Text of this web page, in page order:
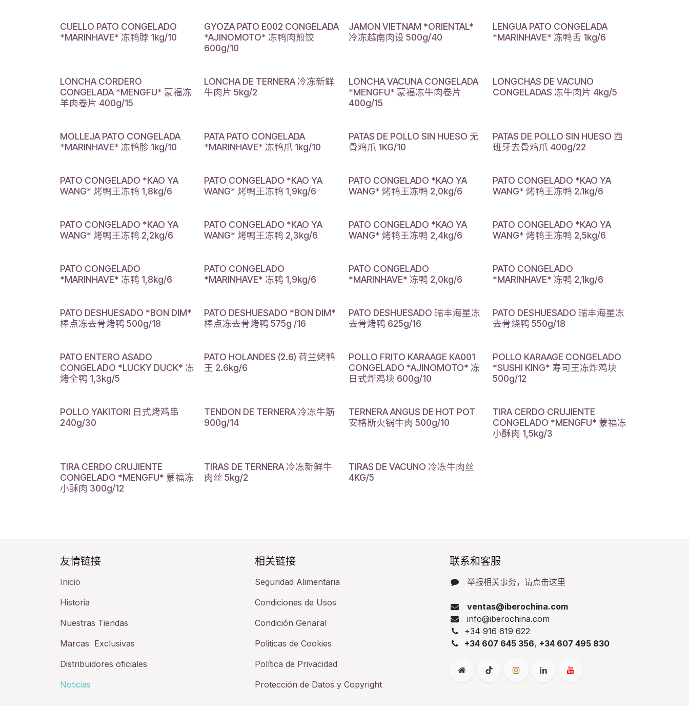
CUELLO PATO CONGELADO
*MARINHAVE* 冻鸭脖 1kg/10
GYOZA PATO E002 CONGELADA
*AJINOMOTO* 冻鸭肉煎饺
600g/10
JAMON VIETNAM *ORIENTAL*
冷冻越南肉设 500g/40
LENGUA PATO CONGELADA
*MARINHAVE* 冻鸭舌 1kg/6
LONCHA CORDERO
CONGELADA *MENGFU* 蒙福冻
羊肉卷片 400g/15
LONCHA DE TERNERA 冷冻新鲜
牛肉片 5kg/2
LONCHA VACUNA CONGELADA
*MENGFU* 蒙福冻牛肉卷片
400g/15
LONGCHAS DE VACUNO
CONGELADAS 冻牛肉片 4kg/5
MOLLEJA PATO CONGELADA
*MARINHAVE* 冻鸭胗 1kg/10
PATA PATO CONGELADA
*MARINHAVE* 冻鸭爪 1kg/10
PATAS DE POLLO SIN HUESO 无
骨鸡爪 1KG/10
PATAS DE POLLO SIN HUESO 西
班牙去骨鸡爪 400g/22
PATO CONGELADO *KAO YA
WANG* 烤鸭王冻鸭 1,8kg/6
PATO CONGELADO *KAO YA
WANG* 烤鸭王冻鸭 1,9kg/6
PATO CONGELADO *KAO YA
WANG* 烤鸭王冻鸭 2,0kg/6
PATO CONGELADO *KAO YA
WANG* 烤鸭王冻鸭 2.1kg/6
PATO CONGELADO *KAO YA
WANG* 烤鸭王冻鸭 2,2kg/6
PATO CONGELADO *KAO YA
WANG* 烤鸭王冻鸭 2,3kg/6
PATO CONGELADO *KAO YA
WANG* 烤鸭王冻鸭 2,4kg/6
PATO CONGELADO *KAO YA
WANG* 烤鸭王冻鸭 2,5kg/6
PATO CONGELADO
*MARINHAVE* 冻鸭 1,8kg/6
PATO CONGELADO
*MARINHAVE* 冻鸭 1,9kg/6
PATO CONGELADO
*MARINHAVE* 冻鸭 2,0kg/6
PATO CONGELADO
*MARINHAVE* 冻鸭 2,1kg/6
PATO DESHUESADO *BON DIM*
棒点冻去骨烤鸭 500g/18
PATO DESHUESADO *BON DIM*
棒点冻去骨烤鸭 575g /16
PATO DESHUESADO 瑞丰海星冻
去骨烤鸭 625g/16
PATO DESHUESADO 瑞丰海星冻
去骨烧鸭 550g/18
PATO ENTERO ASADO
CONGELADO *LUCKY DUCK* 冻
烤全鸭 1,3kg/5
PATO HOLANDES (2.6) 荷兰烤鸭
王 2.6kg/6
POLLO FRITO KARAAGE KA001
CONGELADO *AJINOMOTO* 冻
日式炸鸡块 600g/10
POLLO KARAAGE CONGELADO
*SUSHI KING* 寿司王冻炸鸡块
500g/12
POLLO YAKITORI 日式烤鸡串
240g/30
TENDON DE TERNERA 冷冻牛筋
900g/14
TERNERA ANGUS DE HOT POT
安格斯火锅牛肉 500g/10
TIRA CERDO CRUJIENTE
CONGELADO *MENGFU* 蒙福冻
小酥肉 1,5kg/3
TIRA CERDO CRUJIENTE
CONGELADO *MENGFU* 蒙福冻
小酥肉 300g/12
TIRAS DE TERNERA 冷冻新鲜牛
肉丝 5kg/2
TIRAS DE VACUNO 冷冻牛肉丝
4KG/5
友情链接​
Inicio
Historia​
Nuestras Tiendas
Marcas Exclusivas
Distribuidores oficiales
Noticias
相关链接​
Seguridad Alimentaria
Condiciones de Usos
Condición Genaral
Politicas de Cookies
Política de Privacidad
Protección de Datos y Copyright
联系和客服​
举报相关事务，请点击这里
ventas@iberochina.com
info@iberochina.com
+34 916 619 622
+34 607 645 356, +34 607 495 830